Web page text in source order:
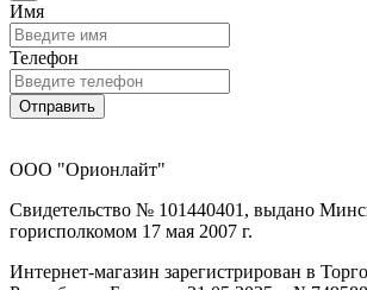
Имя
Телефон
Отправить
ООО "Орионлайт"
Свидетельство № 101440401, выдано
горисполкомом 17 мая 2007 г.
Интернет-магазин зарегистрирован в